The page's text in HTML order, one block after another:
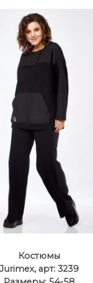
Костюмы
Jurimex, арт: 3239